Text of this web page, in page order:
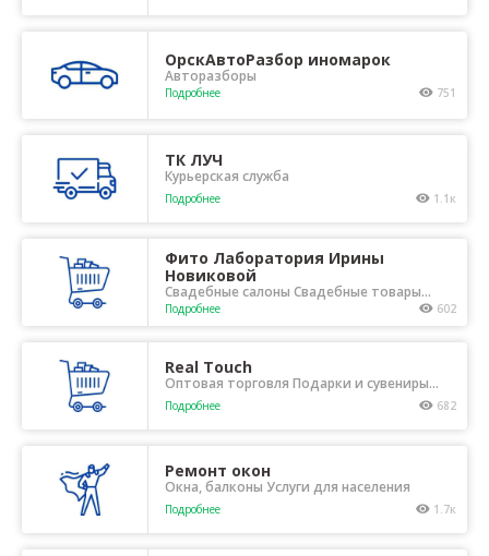
ОрскАвтоРазбор иномарок
Авторазборы
Подробнее 751
ТК ЛУЧ
Курьерская служба
Подробнее 1.1к
Фито Лаборатория Ирины
Новиковой
Свадебные салоны Свадебные товары
Товары для творчества Цветы, сад и
огород
Подробнее 602
Real Touch
Оптовая торговля Подарки и сувениры
Свадебные товары Товары для творчества
Хозтовары, товары для дома Цветы, сад и
Подробнее 682
Ремонт окон
Окна, балконы Услуги для населения
Подробнее 1.7к